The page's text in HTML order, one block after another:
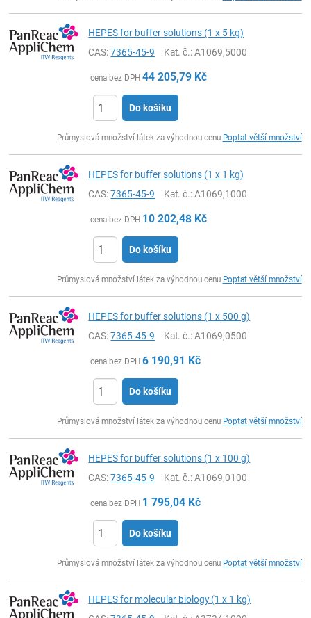
HEPES for buffer solutions (1 x 5 kg)
CAS:7365-45-9 Kat. č.: A1069,5000
cena bez DPH 44 205,79 Kč
Do košíku
Průmyslová množství látek za výhodnou cenu Poptat větší množství
HEPES for buffer solutions (1 x 1 kg)
CAS:7365-45-9 Kat. č.: A1069,1000
cena bez DPH 10 202,48 Kč
Do košíku
Průmyslová množství látek za výhodnou cenu Poptat větší množství
HEPES for buffer solutions (1 x 500 g)
CAS:7365-45-9 Kat. č.: A1069,0500
cena bez DPH 6 190,91 Kč
Do košíku
Průmyslová množství látek za výhodnou cenu Poptat větší množství
HEPES for buffer solutions (1 x 100 g)
CAS:7365-45-9 Kat. č.: A1069,0100
cena bez DPH 1 795,04 Kč
Do košíku
Průmyslová množství látek za výhodnou cenu Poptat větší množství
HEPES for molecular biology (1 x 1 kg)